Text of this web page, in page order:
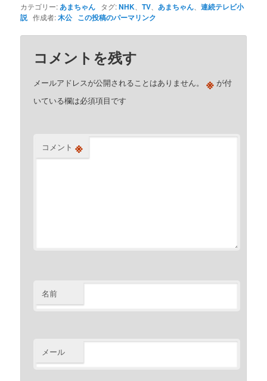
カテゴリー:あまちゃん タグ:NHK 、TV あまちゃん 、連続テレビ小
説 作成者:木公 この投稿のパーマリンク
コメントを残す
メールアドレスが公開されることはありません。 ※ が付
いている欄は必須項目です
コメント ※
名前
メール